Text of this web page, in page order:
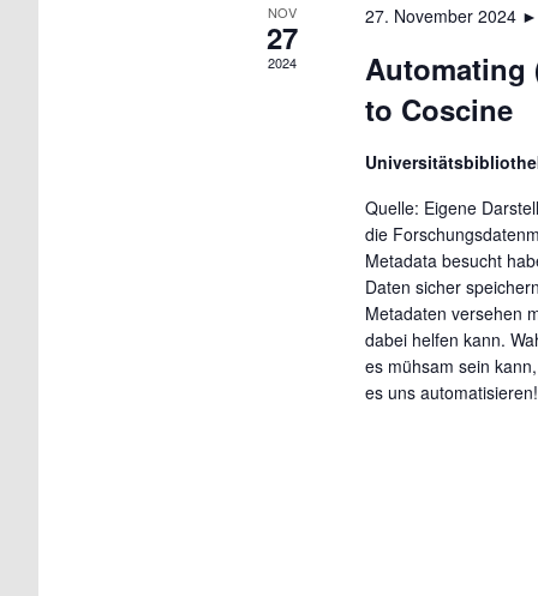
NOV
27
2024
27. November 2024
Automating
to Coscine
Quelle: Eigene
die
Metadata besucht
Daten sicher
Metadaten versehen
dabei helfen kann.
es mühsam sein
es uns